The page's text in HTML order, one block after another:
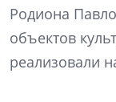
Родиона
объектов
реализовали